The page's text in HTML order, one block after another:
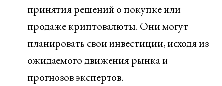
принятия решений о покупке или
продаже криптовалюты. Они могут
планировать свои инвестиции, исходя из
ожидаемого движения рынка и
прогнозов экспертов.